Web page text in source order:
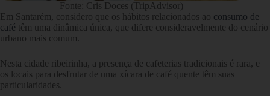
Fonte: Cris Doces (TripAdvisor)
Em Santarém, considero que os hábitos relacionados ao consumo de
café têm uma dinâmica única, que difere consideravelmente do cenário
urbano mais comum.
Nesta cidade ribeirinha, a presença de cafeterias tradicionais é rara, e
os locais para desfrutar de uma xícara de café quente têm suas
particularidades.